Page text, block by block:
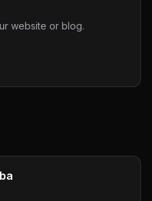
website or blog.